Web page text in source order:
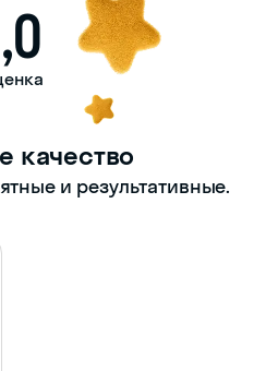
качество
и результативные.